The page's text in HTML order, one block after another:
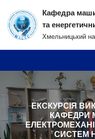
Перейти
до
вмісту
Кафедра
та
Хмельницький
ЕКСКУРСІЯ
КАФЕДРИ
СИСТЕМ